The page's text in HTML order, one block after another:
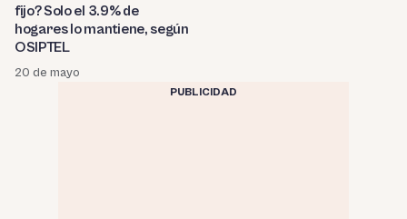
fijo? Solo el 3.9% de
hogares lo mantiene, según
OSIPTEL
20 de mayo
PUBLICIDAD